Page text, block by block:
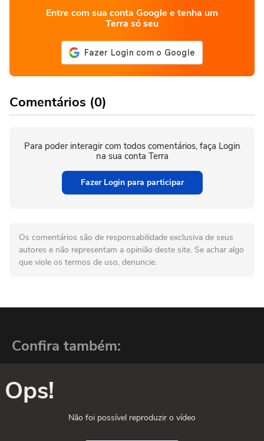
Entre com sua conta Google e tenha um
Terra só seu
Comentários (0)
Para poder interagir com todos comentários, faça Login
na sua conta Terra
Fazer Login para participar
Os comentários são de responsabilidade exclusiva de seus
autores e não representam a opinião deste site. Se achar algo
que viole os termos de uso, denuncie.
Confira também:
Ops!
Não foi possível reproduzir o vídeo